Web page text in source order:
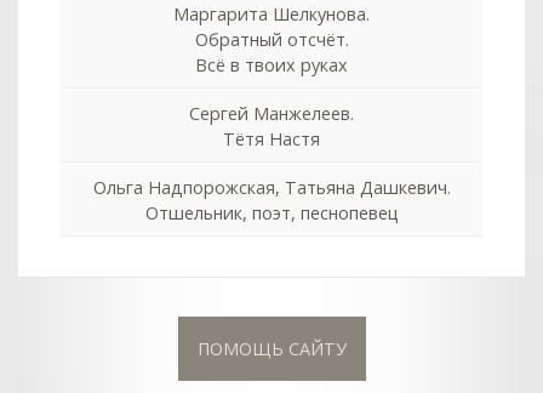
Маргарита Шелкунова.
Обратный отсчёт.
Всё в твоих руках
Сергей Манжелеев.
Тётя Настя
Ольга Надпорожская, Татьяна Дашкевич.
Отшельник, поэт, песнопевец
ПОМОЩЬ САЙТУ